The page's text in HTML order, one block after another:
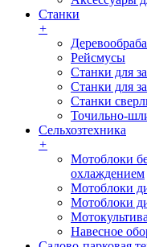
Станки
+
Рейсмусы
Станки для
Станки для
Станки
Точильно-
Сельхозтехника
+
Мотоблоки
охлаждением
Мотоблоки
Мотоблоки
Навесное